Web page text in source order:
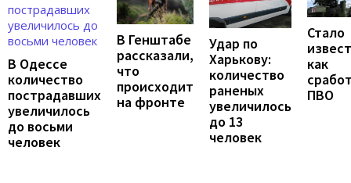
В Одессе
количество
пострадавших
увеличилось
до восьми
человек
В Генштабе
рассказали,
что
происходит
на фронте
Удар по
Харькову:
количество
раненых
увеличилось
до 13
человек
Стало
как
ПВО